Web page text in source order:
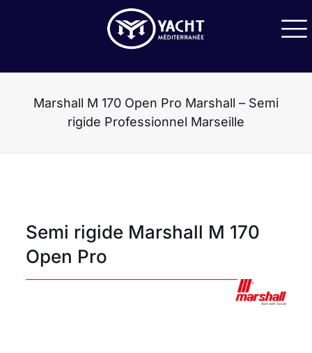
Marshall M 170 Open Pro Marshall – Semi
rigide Professionnel Marseille
Semi rigide Marshall M 170
Open Pro